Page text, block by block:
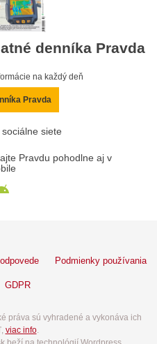
denníka Pravda
na každý deň
Pravda
siete
Pravdu pohodlne aj v
Podmienky používania
GDPR
práva sú vyhradené a vykonáva ich
viac info.